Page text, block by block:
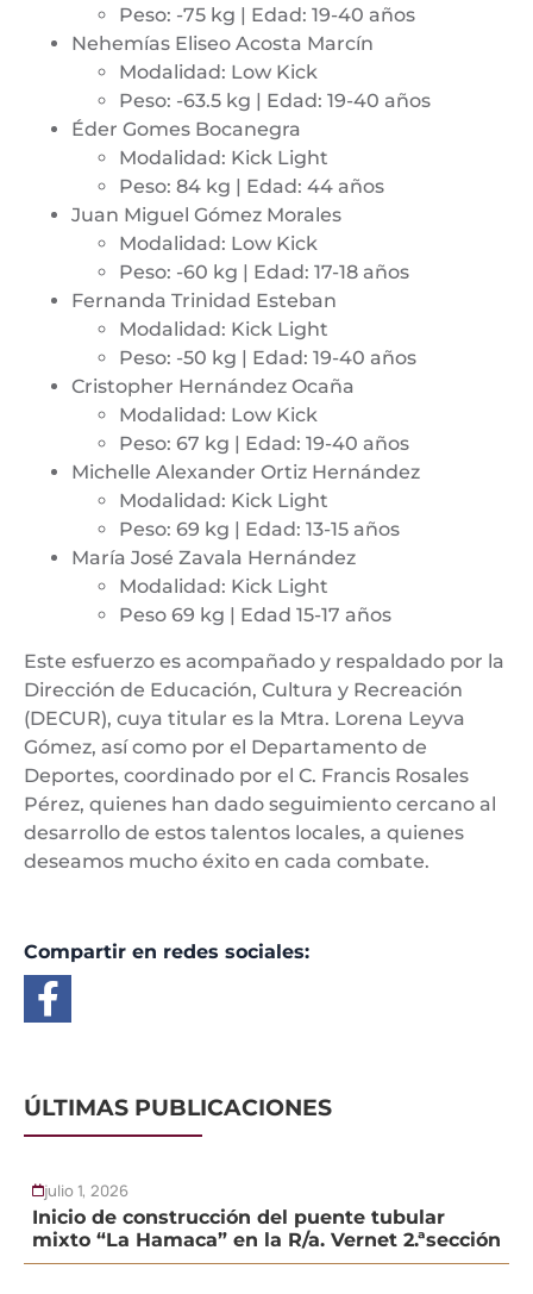
Peso: -75 kg | Edad: 19-40 años
Nehemías Eliseo Acosta Marcín
Modalidad: Low Kick
Peso: -63.5 kg | Edad: 19-40 años
Éder Gomes Bocanegra
Modalidad: Kick Light
Peso: 84 kg | Edad: 44 años
Juan Miguel Gómez Morales
Modalidad: Low Kick
Peso: -60 kg | Edad: 17-18 años
Fernanda Trinidad Esteban
Modalidad: Kick Light
Peso: -50 kg | Edad: 19-40 años
Cristopher Hernández Ocaña
Modalidad: Low Kick
Peso: 67 kg | Edad: 19-40 años
Michelle Alexander Ortiz Hernández
Modalidad: Kick Light
Peso: 69 kg | Edad: 13-15 años
María José Zavala Hernández
Modalidad: Kick Light
Peso 69 kg | Edad 15-17 años
Este esfuerzo es acompañado y respaldado por la
Dirección de Educación, Cultura y Recreación
(DECUR), cuya titular es la Mtra. Lorena Leyva
Gómez, así como por el Departamento de
Deportes, coordinado por el C. Francis Rosales
Pérez, quienes han dado seguimiento cercano al
desarrollo de estos talentos locales, a quienes
deseamos mucho éxito en cada combate.
Compartir en redes sociales:
ÚLTIMAS PUBLICACIONES
julio 1, 2026
Inicio de construcción del puente tubular
mixto “La Hamaca” en la R/a. Vernet 2.ªsección